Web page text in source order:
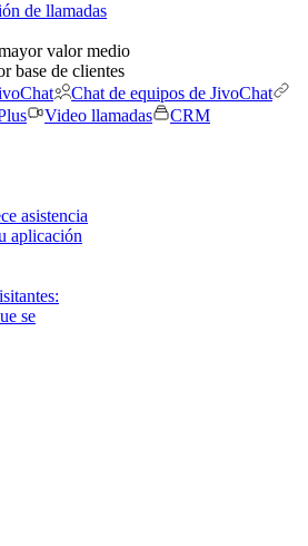
de llamadas
valor medio
base de clientes
Chat de equipos de JivoChat
Video llamadas
CRM
asistencia
aplicación
se